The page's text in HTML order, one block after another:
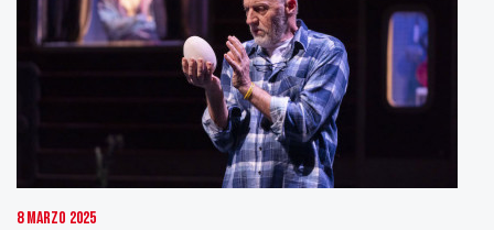
8 Marzo 2025